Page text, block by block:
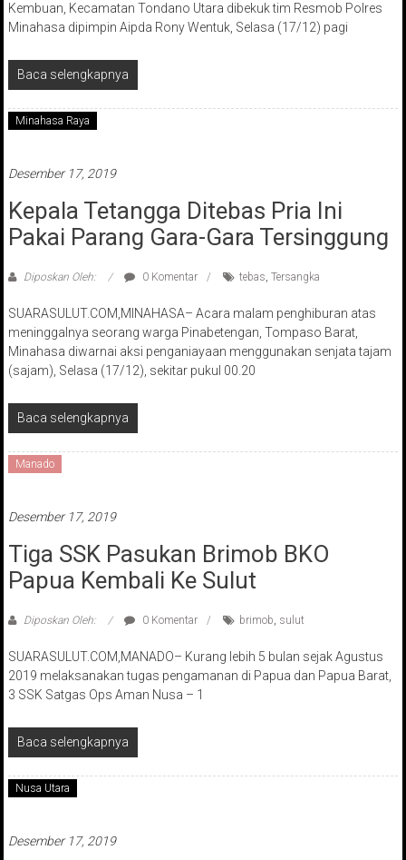
Kembuan, Kecamatan Tondano Utara dibekuk tim Resmob Polres
Minahasa dipimpin Aipda Rony Wentuk, Selasa (17/12) pagi
Baca selengkapnya
Minahasa Raya
Desember 17, 2019
Kepala Tetangga Ditebas Pria Ini
Pakai Parang Gara-Gara Tersinggung
Diposkan Oleh: 0 Komentar tebas, Tersangka
SUARASULUT.COM,MINAHASA– Acara malam penghiburan atas
meninggalnya seorang warga Pinabetengan, Tompaso Barat,
Minahasa diwarnai aksi penganiayaan menggunakan senjata tajam
(sajam), Selasa (17/12), sekitar pukul 00.20
Baca selengkapnya
Manado
Desember 17, 2019
Tiga SSK Pasukan Brimob BKO
Papua Kembali Ke Sulut
Diposkan Oleh: 0 Komentar brimob, sulut
SUARASULUT.COM,MANADO– Kurang lebih 5 bulan sejak Agustus
2019 melaksanakan tugas pengamanan di Papua dan Papua Barat,
3 SSK Satgas Ops Aman Nusa – 1
Baca selengkapnya
Nusa Utara
Desember 17, 2019